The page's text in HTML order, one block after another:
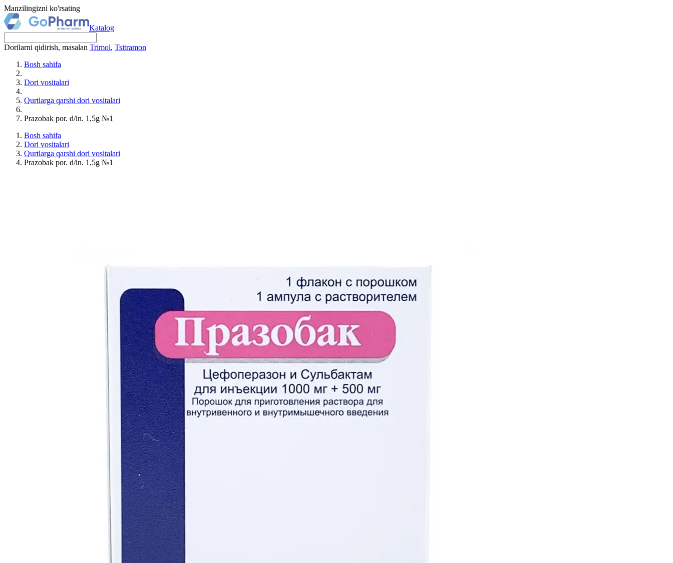
Manzilingizni ko'rsating
Katalog
Dorilarni qidirish, masalan Trimol, Tsitramon
Bosh sahifa
Dori vositalari
Qurtlarga qarshi dori vositalari
Prazobak por. d/in. 1,5g №1
Bosh sahifa
Dori vositalari
Qurtlarga qarshi dori vositalari
Prazobak por. d/in. 1,5g №1